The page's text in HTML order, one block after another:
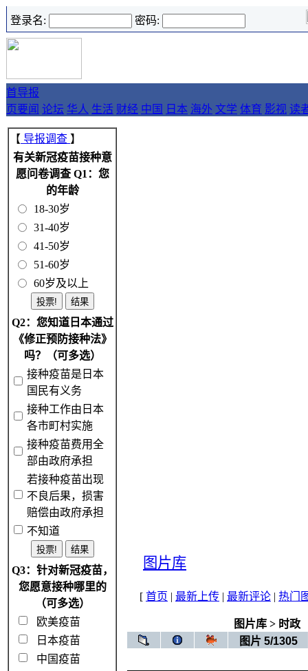
登录名: 密码:
首
页
导报
要闻 论坛 华人 生活 财经 中国 日本 海外 文学 体育 影视 读
【 导报调查 】
有关新冠疫苗接种意
愿问卷调查 Q1：您
的年龄
18-30岁
31-40岁
41-50岁
51-60岁
60岁及以上
Q2：您知道日本通过
《修正预防接种法》
吗？（可多选）
接种疫苗是日本
国民有义务
接种工作由日本
各市町村实施
接种疫苗费用全
部由政府承担
若接种疫苗出现
不良后果，损害
赔偿由政府承担
不知道
Q3：针对新冠疫苗，
您愿意接种哪里的
（可多选）
欧美疫苗
日本疫苗
中国疫苗
图片库
[ 首页 | 最新上传 | 最新评论 | 热门
图片库> 时政
图片 5/1305